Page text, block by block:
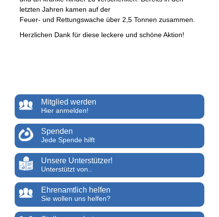
letzten Jahren kamen auf der
Feuer- und Rettungswache über 2,5 Tonnen zusammen.
Herzlichen Dank für diese leckere und schöne Aktion!
Mitglied werden
Hier anmelden!
Spenden
Jede Spende hilft
Unsere Unterstützer!
Unterstützt von..
Ehrenamtlich helfen
Sie wollen uns helfen?